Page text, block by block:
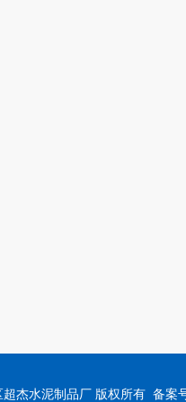
杰水泥制品厂 版权所有 备案